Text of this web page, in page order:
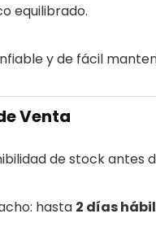
equilibrado.
y de fácil
Venta
de stock antes
hasta 2 días